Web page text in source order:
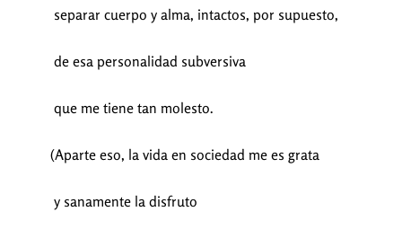
separar cuerpo y alma, intactos, por supuesto,
de esa personalidad subversiva
que me tiene tan molesto.
(Aparte eso, la vida en sociedad me es grata
y sanamente la disfruto